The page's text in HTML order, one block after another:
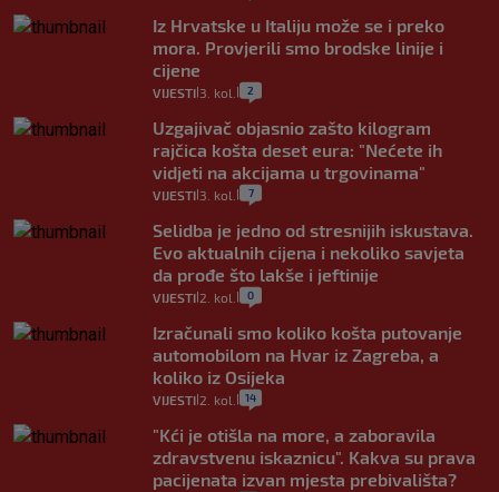
Iz Hrvatske u Italiju može se i preko
mora. Provjerili smo brodske linije i
cijene
VIJESTI 3. kol. 2
Uzgajivač objasnio zašto kilogram
rajčica košta deset eura: "Nećete ih
vidjeti na akcijama u trgovinama"
VIJESTI 3. kol. 7
Selidba je jedno od stresnijih iskustava.
Evo aktualnih cijena i nekoliko savjeta
da prođe što lakše i jeftinije
VIJESTI 2. kol. 0
Izračunali smo koliko košta putovanje
automobilom na Hvar iz Zagreba, a
koliko iz Osijeka
VIJESTI 2. kol. 14
"Kći je otišla na more, a zaboravila
zdravstvenu iskaznicu". Kakva su prava
pacijenata izvan mjesta prebivališta?